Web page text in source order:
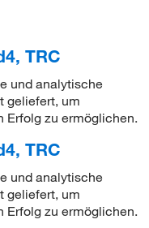
TRC
und analytische
geliefert, um
Erfolg zu ermöglichen.
TRC
und analytische
geliefert, um
Erfolg zu ermöglichen.